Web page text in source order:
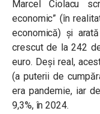
Marcel Ciolacu
economic” (în
economică) și
crescut de la 242
euro. Deși real,
(a puterii de
era pandemie, iar
9,3%, în 2024.